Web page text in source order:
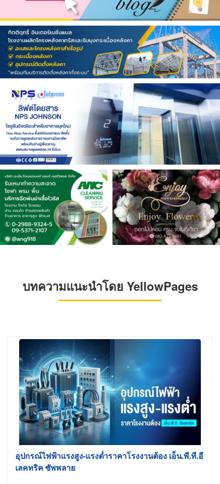
บทความแนะนำโดย YellowPages
อุปกรณ์ไฟฟ้าแรงสูง-แรงต่ำราคาโรงงานต้อง เอ็น.พี.ที.อี
เลคทริค ซัพพลาย